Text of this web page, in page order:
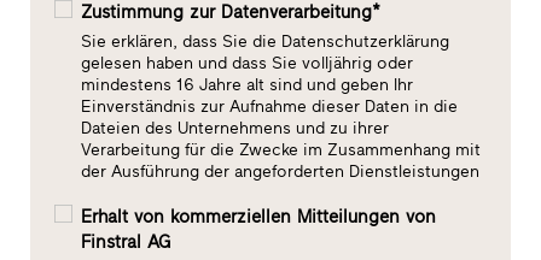
Zustimmung zur Datenverarbeitung*
Sie erklären, dass Sie die Datenschutzerklärung
gelesen haben und dass Sie volljährig oder
mindestens 16 Jahre alt sind und geben Ihr
Einverständnis zur Aufnahme dieser Daten in die
Dateien des Unternehmens und zu ihrer
Verarbeitung für die Zwecke im Zusammenhang mit
der Ausführung der angeforderten Dienstleistungen
Erhalt von kommerziellen Mitteilungen von
Finstral AG